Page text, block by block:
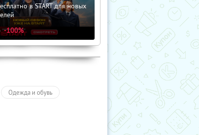
в START для новых
-100%
Одежда и обувь